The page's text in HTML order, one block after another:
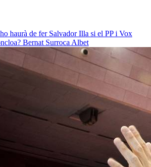
haurà de fer Salvador Illa si el PP i Vox
Bernat Surroca Albet